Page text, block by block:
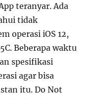
teranyar. Ada
tidak
operasi iOS 12,
Beberapa waktu
spesifikasi
agar bisa
itu. Do Not